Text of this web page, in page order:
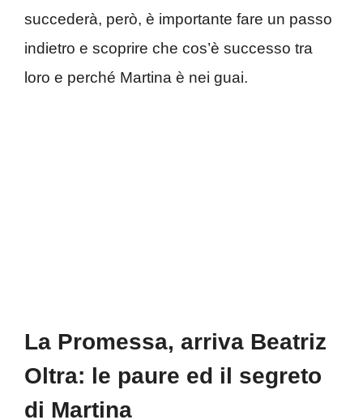
succederà, però, è importante fare un passo
indietro e scoprire che cos’è successo tra
loro e perché Martina è nei guai.
La Promessa, arriva Beatriz
Oltra: le paure ed il segreto
di Martina